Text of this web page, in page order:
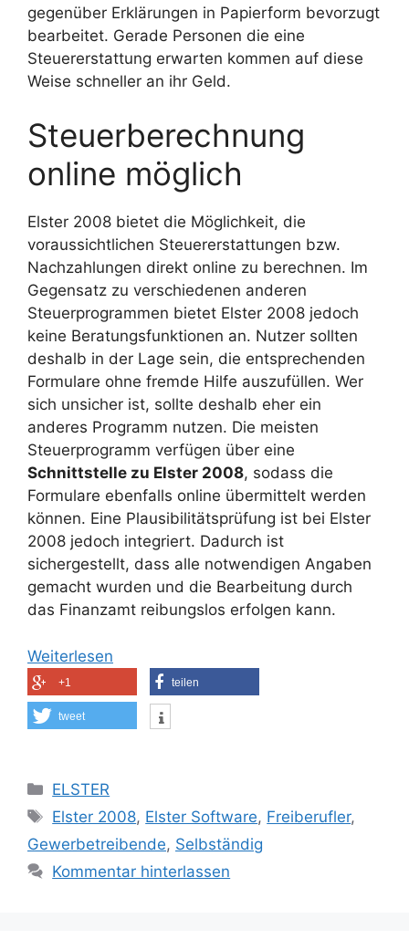
gegenüber Erklärungen in Papierform bevorzugt
bearbeitet. Gerade Personen die eine
Steuererstattung erwarten kommen auf diese
Weise schneller an ihr Geld.
Steuerberechnung
online möglich
Elster 2008 bietet die Möglichkeit, die
voraussichtlichen Steuererstattungen bzw.
Nachzahlungen direkt online zu berechnen. Im
Gegensatz zu verschiedenen anderen
Steuerprogrammen bietet Elster 2008 jedoch
keine Beratungsfunktionen an. Nutzer sollten
deshalb in der Lage sein, die entsprechenden
Formulare ohne fremde Hilfe auszufüllen. Wer
sich unsicher ist, sollte deshalb eher ein
anderes Programm nutzen. Die meisten
Steuerprogramm verfügen über eine
Schnittstelle zu Elster 2008, sodass die
Formulare ebenfalls online übermittelt werden
können. Eine Plausibilitätsprüfung ist bei Elster
2008 jedoch integriert. Dadurch ist
sichergestellt, dass alle notwendigen Angaben
gemacht wurden und die Bearbeitung durch
das Finanzamt reibungslos erfolgen kann.
Weiterlesen
+1 teilen
tweet
Kategorien
ELSTER
Schlagwörter
Elster 2008, Elster Software, Freiberufler,
Gewerbetreibende, Selbständig
Kommentar hinterlassen